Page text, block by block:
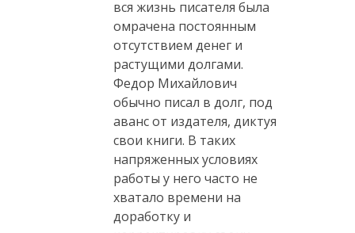
вся жизнь писателя была
омрачена постоянным
отсутствием денег и
растущими долгами.
Федор Михайлович
обычно писал в долг, под
аванс от издателя, диктуя
свои книги. В таких
напряженных условиях
работы у него часто не
хватало времени на
доработку и